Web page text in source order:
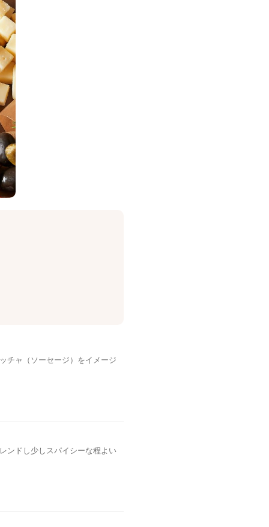
チャ（ソーセージ）をイメージ
ンドし少しスパイシーな程よい